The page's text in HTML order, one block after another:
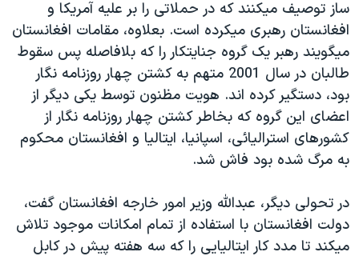
فرهنگ و زندگی
حقوق شهروندی
اقتصادی
علم و فناوری
اسرائیل در جنگ
گالری عکس
مستندها
انتخابات ریاست جمهوری آمریکا ۲۰۲۴
حمله جمهوری اسلامی به اسرائیل
رمز مهسا
ورزش زنان در ایران
اعتراضات زن، زندگی، آزادی
تریبونال مردمی آبان ۹۸
دادگاه حمید نوری
دنبال کنید
زبانهای مختلف
ساز توصيف ميکنند که در حملاتی را بر عليه آمريکا و
افغانستان رهبری ميکرده است. بعلاوه، مقامات افغانستان
ميگويند رهبر يک گروه جنايتکار را که بلافاصله پس سقوط
طالبان در سال 2001 متهم به کشتن چهار روزنامه نگار
بود، دستگير کرده اند. هويت مظنون توسط يکی ديگر از
اعضای اين گروه که بخاطر کشتن چهار روزنامه نگار از
کشورهای استراليائی، اسپانيا، ايتاليا و افغانستان محکوم
به مرگ شده بود فاش شد.
در تحولی ديگر، عبدالله وزير امور خارجه افغانستان گفت،
دولت افغانستان با استفاده از تمام امکانات موجود تلاش
ميکند تا مدد کار ايتاليايی را که سه هفته پيش در کابل